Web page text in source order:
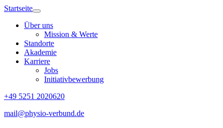
Startseite
Über uns
Mission & Werte
Standorte
Akademie
Karriere
Jobs
Initiativbewerbung
+49 5251 2020620
mail@physio-verbund.de